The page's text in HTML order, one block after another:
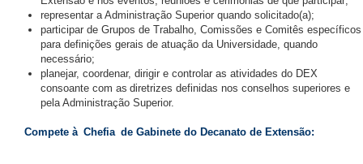
representar a Administração Superior quando solicitado(a);
participar de Grupos de Trabalho, Comissões e Comitês específicos
para definições gerais de atuação da Universidade, quando
necessário;
planejar, coordenar, dirigir e controlar as atividades do DEX
consoante com as diretrizes definidas nos conselhos superiores e
pela Administração Superior.
Compete à Chefia de Gabinete do Decanato de Extensão: